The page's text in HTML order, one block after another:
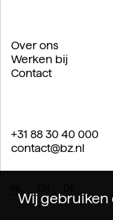
Wij
Over ons
Werken bij
Contact
+31 88 30 40 000
contact@bz.nl